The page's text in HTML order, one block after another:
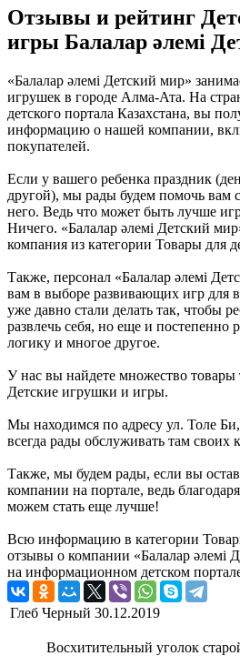
Отзывы и рейтинг
игры Балалар әлемі
«Балалар әлемі Детский мир»
игрушек в городе Алма-Ата. На
детского портала Казахстана, вы
информацию о нашей компании,
покупателей.
Если у вашего ребенка праздник
другой), мы рады будем помочь вам
него. Ведь что может быть лучше
Ничего. «Балалар әлемі Детский
компания из категории Товары для
Также, персонал «Балалар әлемі
вам в выборе развивающих игр для
уже давно стали делать так, чтобы
развлечь себя, но еще и постепенно
логику и многое другое.
У нас вы найдете множество товары
Детские игрушки и игры.
Мы находимся по адресу ул. Толе
всегда рады обслуживать там своих
Также, мы будем рады, если вы
компании на портале, ведь
можем стать еще лучше!
Всю информацию в категории
отзывы о компании «Балалар әлемі
на информационном детском
Глеб Черный 30.12.2019
Восхитительный уголок